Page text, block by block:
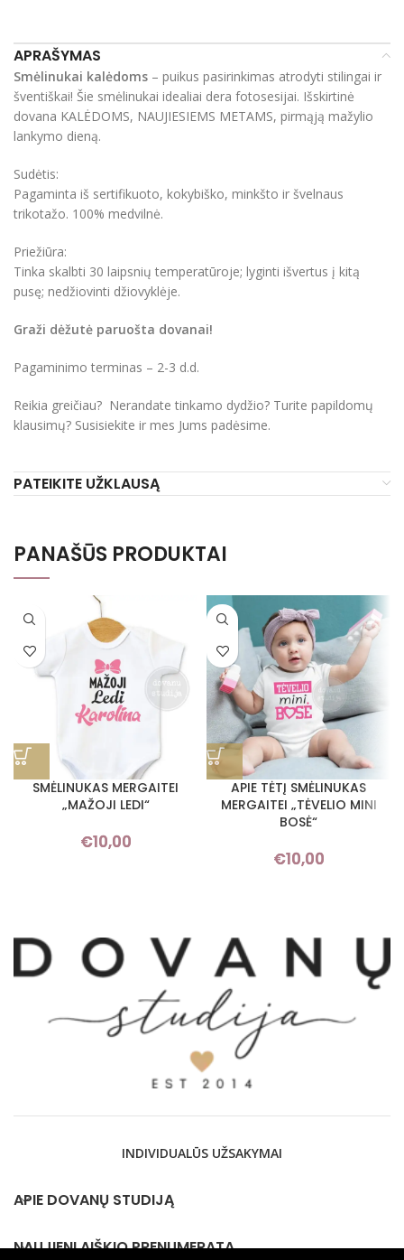
APRAŠYMAS
Smėlinukai kalėdoms – puikus pasirinkimas atrodyti stilingai ir
šventiškai! Šie smėlinukai idealiai dera fotosesijai. Išskirtinė
dovana KALĖDOMS, NAUJIESIEMS METAMS, pirmąją mažylio
lankymo dieną.
Sudėtis:
Pagaminta iš sertifikuoto, kokybiško, minkšto ir švelnaus
trikotažo. 100% medvilnė.
Priežiūra:
Tinka skalbti 30 laipsnių temperatūroje; lyginti išvertus į kitą
pusę; nedžiovinti džiovyklėje.
Graži dėžutė paruošta dovanai!
Pagaminimo terminas – 2-3 d.d.
Reikia greičiau? Nerandate tinkamo dydžio? Turite papildomų
klausimų? Susisiekite ir mes Jums padėsime.
PATEIKITE UŽKLAUSĄ
PANAŠŪS PRODUKTAI
SMĖLINUKAS MERGAITEI
„MAŽOJI LEDI“
€10,00
APIE TĖTĮ SMĖLINUKAS
MERGAITEI „TĖVELIO MINI
BOSĖ“
€10,00
INDIVIDUALŪS UŽSAKYMAI
APIE DOVANŲ STUDIJĄ
NAUJIENLAIŠKIO PRENUMERATA